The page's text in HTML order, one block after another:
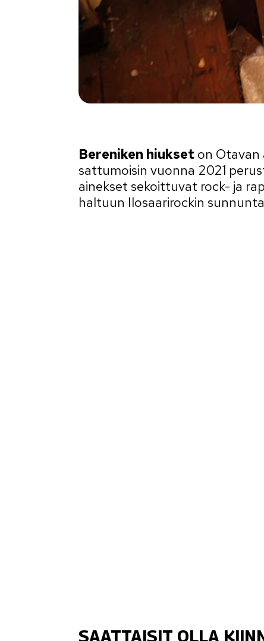
Bereniken hiukset on Otavan
sattumoisin vuonna 2021
ainekset sekoittuvat rock- ja
haltuun Ilosaarirockin
SAATTAISIT OLLA